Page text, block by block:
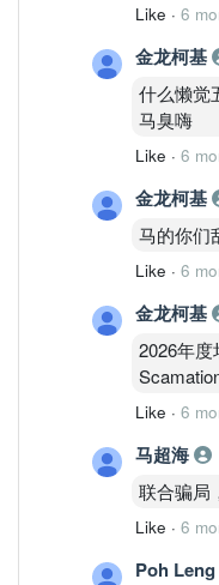
Like · 6
金龙柯基
什么懒觉
马臭嗨
Like · 6
金龙柯基
马的你们
Like · 6
金龙柯基
2026年度
Like · 6
马超海
联合骗局
Like · 6
Poh